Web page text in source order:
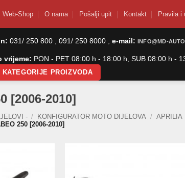
Web-Shop O nama Pošalji upit Kontakt Pravila i
031/ 250 800 , 091/ 250 8000 , e-mail: INFO@MD-
vrijeme: PON - PET 08:00 h - 18:00 h, SUB 08:00 h -
KATEGORIJE PROIZVODA
[2006-2010]
- / KONFIGURATOR MOTO DIJELOVA / APRILIA
250 [2006-2010]